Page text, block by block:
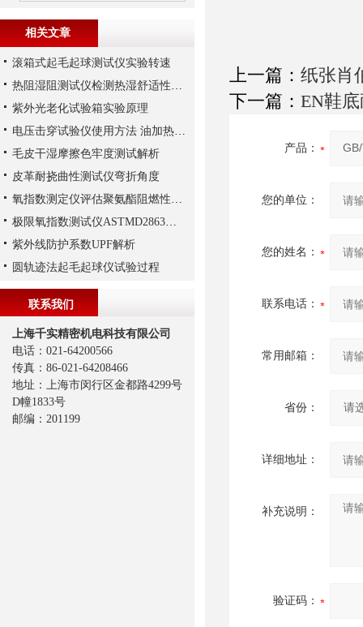
上一篇： 纸张肖
下一篇： EN鞋
产品：
您的单位：
您的姓名：
联系电话：
常用邮箱：
省份：
详细地址：
补充说明：
验证码：
相关文章
滚箱式起毛起球测试仪实验转速
热阻湿阻测试仪检测热湿舒适性解析
紫外光老化试验箱实验原理
电压击穿试验仪使用方法 油加热 空气加热法
毛皮干湿摩擦色牢度测试解析
皮革耐挠曲性测试仪弯折角度
氧指数测定仪评估聚氨酯阻燃性的影响因素
极限氧指数测试仪ASTMD2863测试法
紫外线防护系数UPF解析
圆轨迹法起毛起球仪试验过程
联系我们
上海千实精密机电科技有限公司
电话：021-64200566
传真：86-021-64208466
地址：上海市闵行区金都路4299号
D幢1833号
邮编：201199